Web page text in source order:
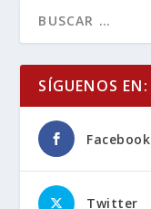
SÍGUENOS EN:
Facebook
Twitter